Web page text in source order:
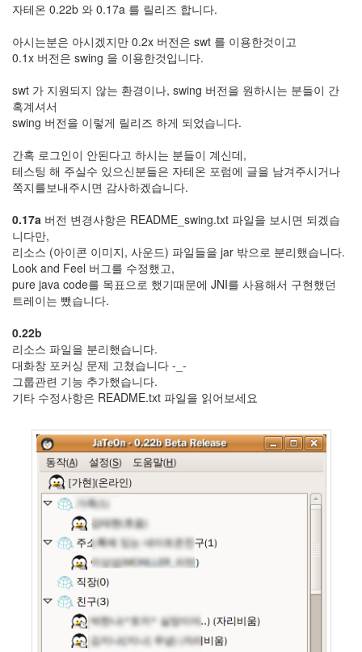
자테온 0.22b 와 0.17a 를 릴리즈 합니다.
아시는분은 아시겠지만 0.2x 버전은 swt 를 이용한것이고
0.1x 버전은 swing 을 이용한것입니다.
swt 가 지원되지 않는 환경이나, swing 버전을 원하시는 분들이 간
혹계셔서
swing 버전을 이렇게 릴리즈 하게 되었습니다.
간혹 로그인이 안된다고 하시는 분들이 계신데,
테스팅 해 주실수 있으신분들은 자테온 포럼에 글을 남겨주시거나
쪽지를보내주시면 감사하겠습니다.
0.17a 버전 변경사항은 README_swing.txt 파일을 보시면 되겠습
니다만,
리소스 (아이콘 이미지, 사운드) 파일들을 jar 밖으로 분리했습니다.
Look and Feel 버그를 수정했고,
pure java code를 목표으로 했기때문에 JNI를 사용해서 구현했던
트레이는 뺐습니다.
0.22b
리소스 파일을 분리했습니다.
대화창 포커싱 문제 고쳤습니다 -_-
그룹관련 기능 추가했습니다.
기타 수정사항은 README.txt 파일을 읽어보세요
PSP
90D
nateon
ghackfair
FLIT
모
델
play
movie
Eclipse
네
이
온
android
차
데
OpenSource